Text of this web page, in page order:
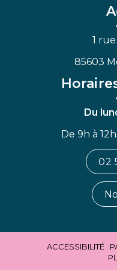
1
85603
Du
De 9h à
02
ACCESSIBILITÉ :